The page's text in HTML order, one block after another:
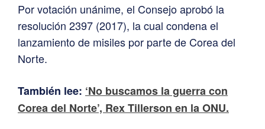
Por votación unánime, el Consejo aprobó la
resolución 2397 (2017), la cual condena el
lanzamiento de misiles por parte de Corea del
Norte.
También lee: ‘No buscamos la guerra con
Corea del Norte’, Rex Tillerson en la ONU.